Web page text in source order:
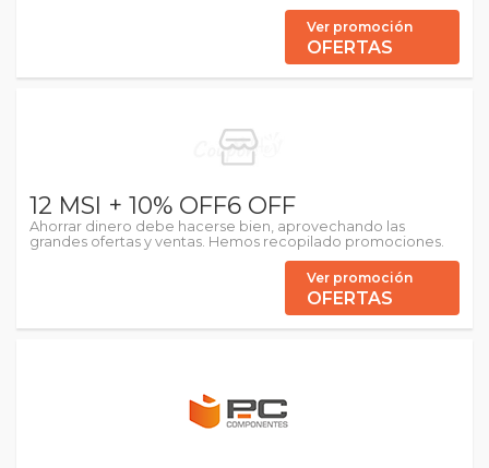
Ver promoción
OFERTAS
12 MSI + 10% OFF6 OFF
Ahorrar dinero debe hacerse bien, aprovechando las
grandes ofertas y ventas. Hemos recopilado promociones.
Ver promoción
OFERTAS